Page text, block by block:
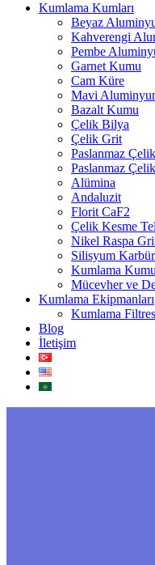
Kumlama Kumları
Beyaz
Kahverengi
Pembe
Garnet Kumu
Cam Küre
Mavi
Bazalt Kumu
Çelik Bilya
Çelik Grit
Paslanmaz
Paslanmaz
Alümina
Andaluzit
Florit CaF2
Çelik Kesme
Nikel Raspa
Silisyum Karbür
Kumlama Kumu
Mücevher ve
Kumlama Ekipmanları
Kumlama
Blog
İletişim